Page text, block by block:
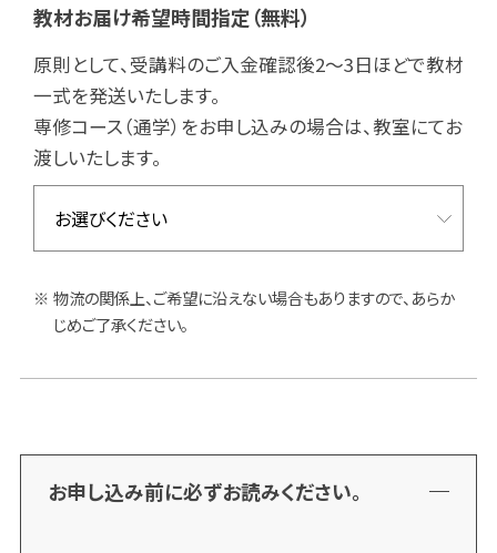
教材お届け希望時間指定（無料）
原則として、受講料のご入金確認後2～3日ほどで教材
一式を発送いたします。
専修コース（通学）をお申し込みの場合は、教室にてお
渡しいたします。
物流の関係上、ご希望に沿えない場合もありますので、あらか
じめご了承ください。
お申し込み前に必ずお読みください。